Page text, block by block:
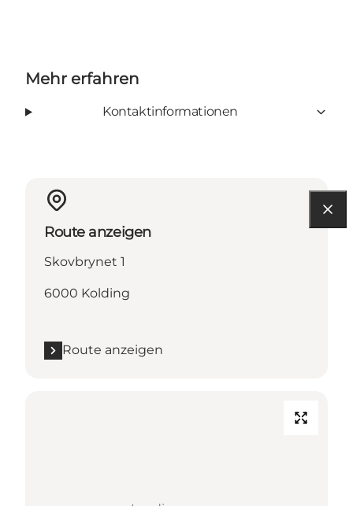
Mehr erfahren
Kontaktinformationen
Route anzeigen
Skovbrynet 1
6000 Kolding
Route anzeigen